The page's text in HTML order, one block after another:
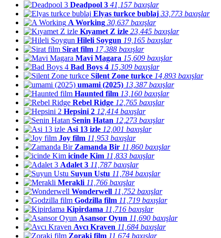
Deadpool 3 41,157 baxışlar
Elyas turkce bublaj 33,773 baxışlar
A Working 30,637 baxışlar
Kıyamet Z izle 23,445 baxışlar
Hileli Soygun 19,165 baxışlar
Sirat film 17,388 baxışlar
Mavi Magara 15,609 baxışlar
Bad Boys 4 15,309 baxışlar
Silent Zone turkce 14,893 baxışlar
umami (2025) 13,387 baxışlar
Haunted film 13,160 baxışlar
Rebel Ridge 12,765 baxışlar
Hepsini 2 12,414 baxışlar
Senin Hatan 12,273 baxışlar
Asi 13 izle 12,001 baxışlar
Joy film 11,953 baxışlar
Zamanda Bir 11,860 baxışlar
icinde Kim 11,833 baxışlar
Adalet 3 11,787 baxışlar
Suyun Ustu 11,784 baxışlar
Merakli 11,766 baxışlar
Wonderwell 11,752 baxışlar
Godzilla film 11,719 baxışlar
Kipirdama 11,716 baxışlar
Asansor Oyun 11,690 baxışlar
Avcı Kraven 11,684 baxışlar
Zoraki film 11,674 baxışlar